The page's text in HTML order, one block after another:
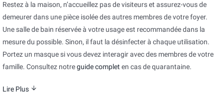
Restez à la maison, n’accueillez pas de visiteurs et assurez-vous de
demeurer dans une pièce isolée des autres membres de votre foyer.
Une salle de bain réservée à votre usage est recommandée dans la
mesure du possible. Sinon, il faut la désinfecter à chaque utilisation.
Portez un masque si vous devez interagir avec des membres de votre
famille. Consultez notreguide complet en cas de quarantaine.
Lire Plus